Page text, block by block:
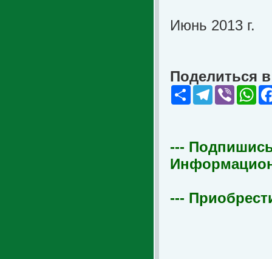
Июнь 2013 г.
Поделиться
Share Telegram
Viber
---
---